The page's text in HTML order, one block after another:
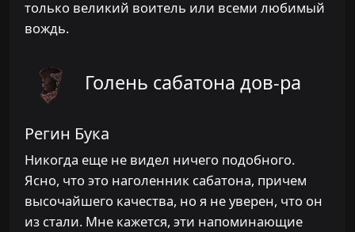
только великий воитель или всеми любимый
вождь.
Голень сабатона дов-ра
Регин Бука
Никогда еще не видел ничего подобного.
Ясно, что это наголенник сабатона, причем
высочайшего качества, но я не уверен, что он
из стали. Мне кажется, эти напоминающие